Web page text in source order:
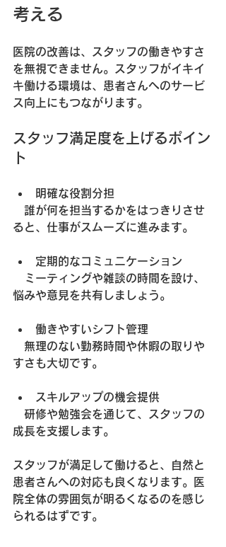
考える
医院の改善は、スタッフの働きやすさ
を無視できません。スタッフがイキイ
キ働ける環境は、患者さんへのサービ
ス向上にもつながります。
スタッフ満足度を上げるポイン
ト
明確な役割分担
誰が何を担当するかをはっきりさせ
ると、仕事がスムーズに進みます。
定期的なコミュニケーション
ミーティングや雑談の時間を設け、
悩みや意見を共有しましょう。
働きやすいシフト管理
無理のない勤務時間や休暇の取りや
すさも大切です。
スキルアップの機会提供
研修や勉強会を通じて、スタッフの
成長を支援します。
スタッフが満足して働けると、自然と
患者さんへの対応も良くなります。医
院全体の雰囲気が明るくなるのを感じ
られるはずです。